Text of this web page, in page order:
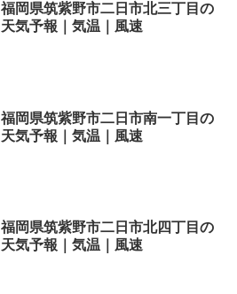
福岡県筑紫野市二日市北三丁目の
天気予報｜気温｜風速
福岡県筑紫野市二日市南一丁目の
天気予報｜気温｜風速
福岡県筑紫野市二日市北四丁目の
天気予報｜気温｜風速